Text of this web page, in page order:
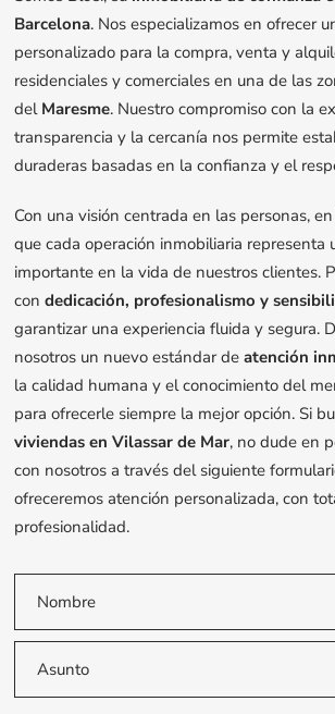
Barcelona. Nos especializamos en ofrecer
personalizado para la compra, venta y
residenciales y comerciales en una de las
del Maresme. Nuestro compromiso con la
transparencia y la cercanía nos permite
duraderas basadas en la confianza y el
Con una visión centrada en las personas, en
que cada operación inmobiliaria representa
importante en la vida de nuestros clientes.
con dedicación, profesionalismo y
garantizar una experiencia fluida y segura.
nosotros un nuevo estándar deatención
la calidad humana y el conocimiento del
para ofrecerle siempre la mejor opción. Si
viviendas en Vilassar de Mar, no dude en
con nosotros a través del siguiente
ofreceremos atención personalizada, con
profesionalidad.